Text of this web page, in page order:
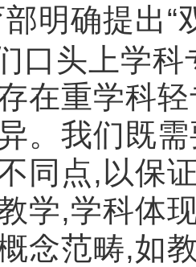
明确提出“
口头上学
在重学科
。我们既
同点,以保
学,学科体
念范畴,如